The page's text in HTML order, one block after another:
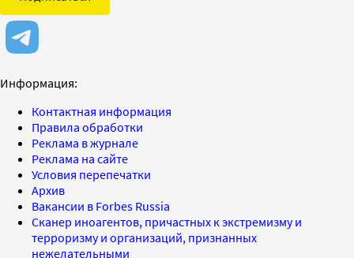
Информация:
Контактная информация
Правила обработки
Реклама в журнале
Реклама на сайте
Условия перепечатки
Архив
Вакансии в Forbes Russia
Сканер иноагентов, причастных к экстремизму и
терроризму и организаций, признанных
нежелательными